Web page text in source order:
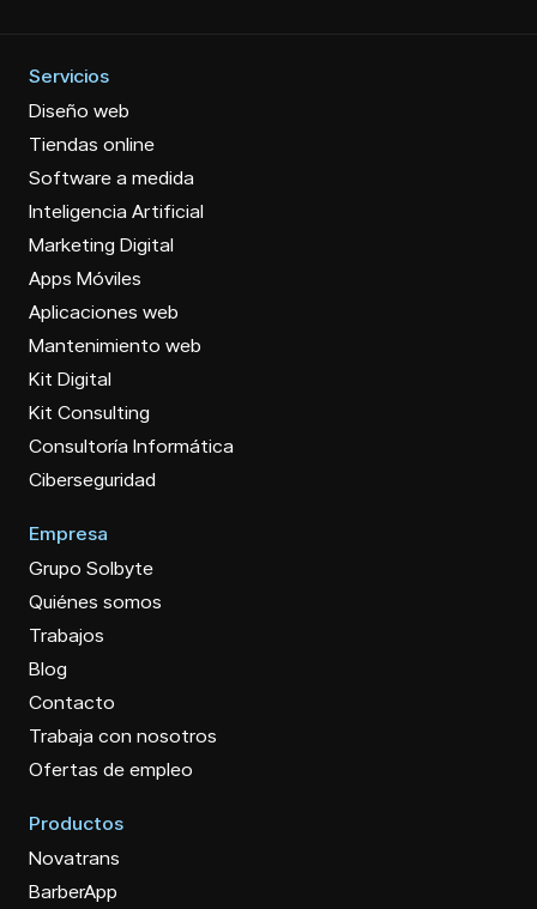
Servicios
Diseño web
Tiendas online
Software a medida
Inteligencia Artificial
Marketing Digital
Apps Móviles
Aplicaciones web
Mantenimiento web
Kit Digital
Kit Consulting
Consultoría Informática
Ciberseguridad
Empresa
Grupo Solbyte
Quiénes somos
Trabajos
Blog
Contacto
Trabaja con nosotros
Ofertas de empleo
Productos
Novatrans
BarberApp